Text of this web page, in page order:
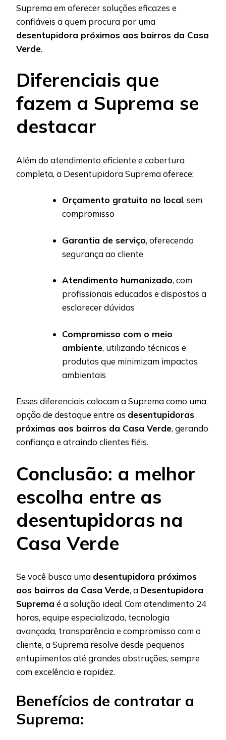
Suprema em oferecer soluções eficazes e
confiáveis a quem procura por uma
desentupidora próximos aos bairros da Casa
Verde.
Diferenciais que
fazem a Suprema se
destacar
Além do atendimento eficiente e cobertura
completa, a Desentupidora Suprema oferece:
Orçamento gratuito no local, sem
compromisso
Garantia de serviço, oferecendo
segurança ao cliente
Atendimento humanizado, com
profissionais educados e dispostos a
esclarecer dúvidas
Compromisso com o meio
ambiente, utilizando técnicas e
produtos que minimizam impactos
ambientais
Esses diferenciais colocam a Suprema como uma
opção de destaque entre as desentupidoras
próximas aos bairros da Casa Verde, gerando
confiança e atraindo clientes fiéis.
Conclusão: a melhor
escolha entre as
desentupidoras na
Casa Verde
Se você busca uma desentupidora próximos
aos bairros da Casa Verde, a Desentupidora
Suprema é a solução ideal. Com atendimento 24
horas, equipe especializada, tecnologia
avançada, transparência e compromisso com o
cliente, a Suprema resolve desde pequenos
entupimentos até grandes obstruções, sempre
com excelência e rapidez.
Benefícios de contratar a
Suprema: